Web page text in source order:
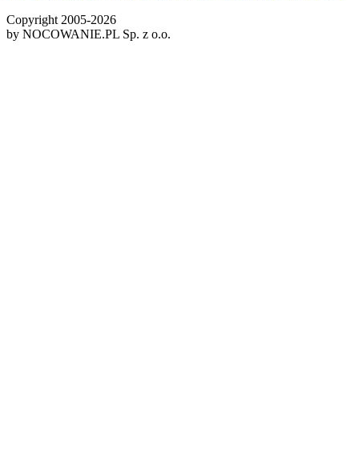
Copyright 2005-2026
by NOCOWANIE.PL Sp. z o.o.